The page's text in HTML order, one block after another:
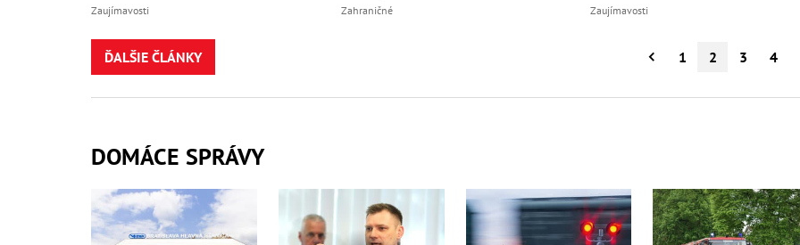
Zaujímavosti Zahraničné Zaujímavosti
ĎALŠIE ČLÁNKY 1 2 3 4
DOMÁCE SPRÁVY